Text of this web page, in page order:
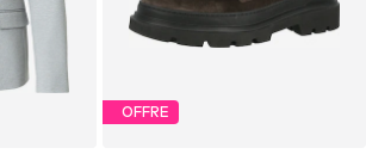
OFFRE